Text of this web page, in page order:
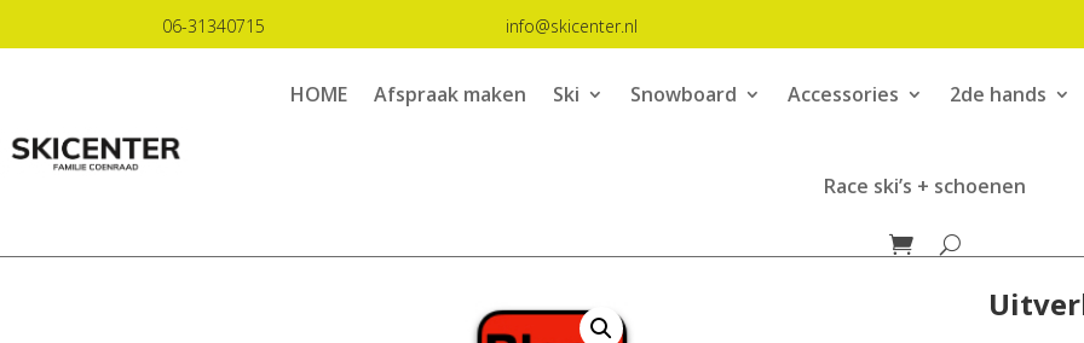
06-31340715 info@skicenter.nl
HOME Afspraak maken Ski Snowboard Accessories 2de hands
Race ski’s + schoenen